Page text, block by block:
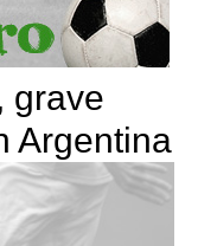
grave
Argentina